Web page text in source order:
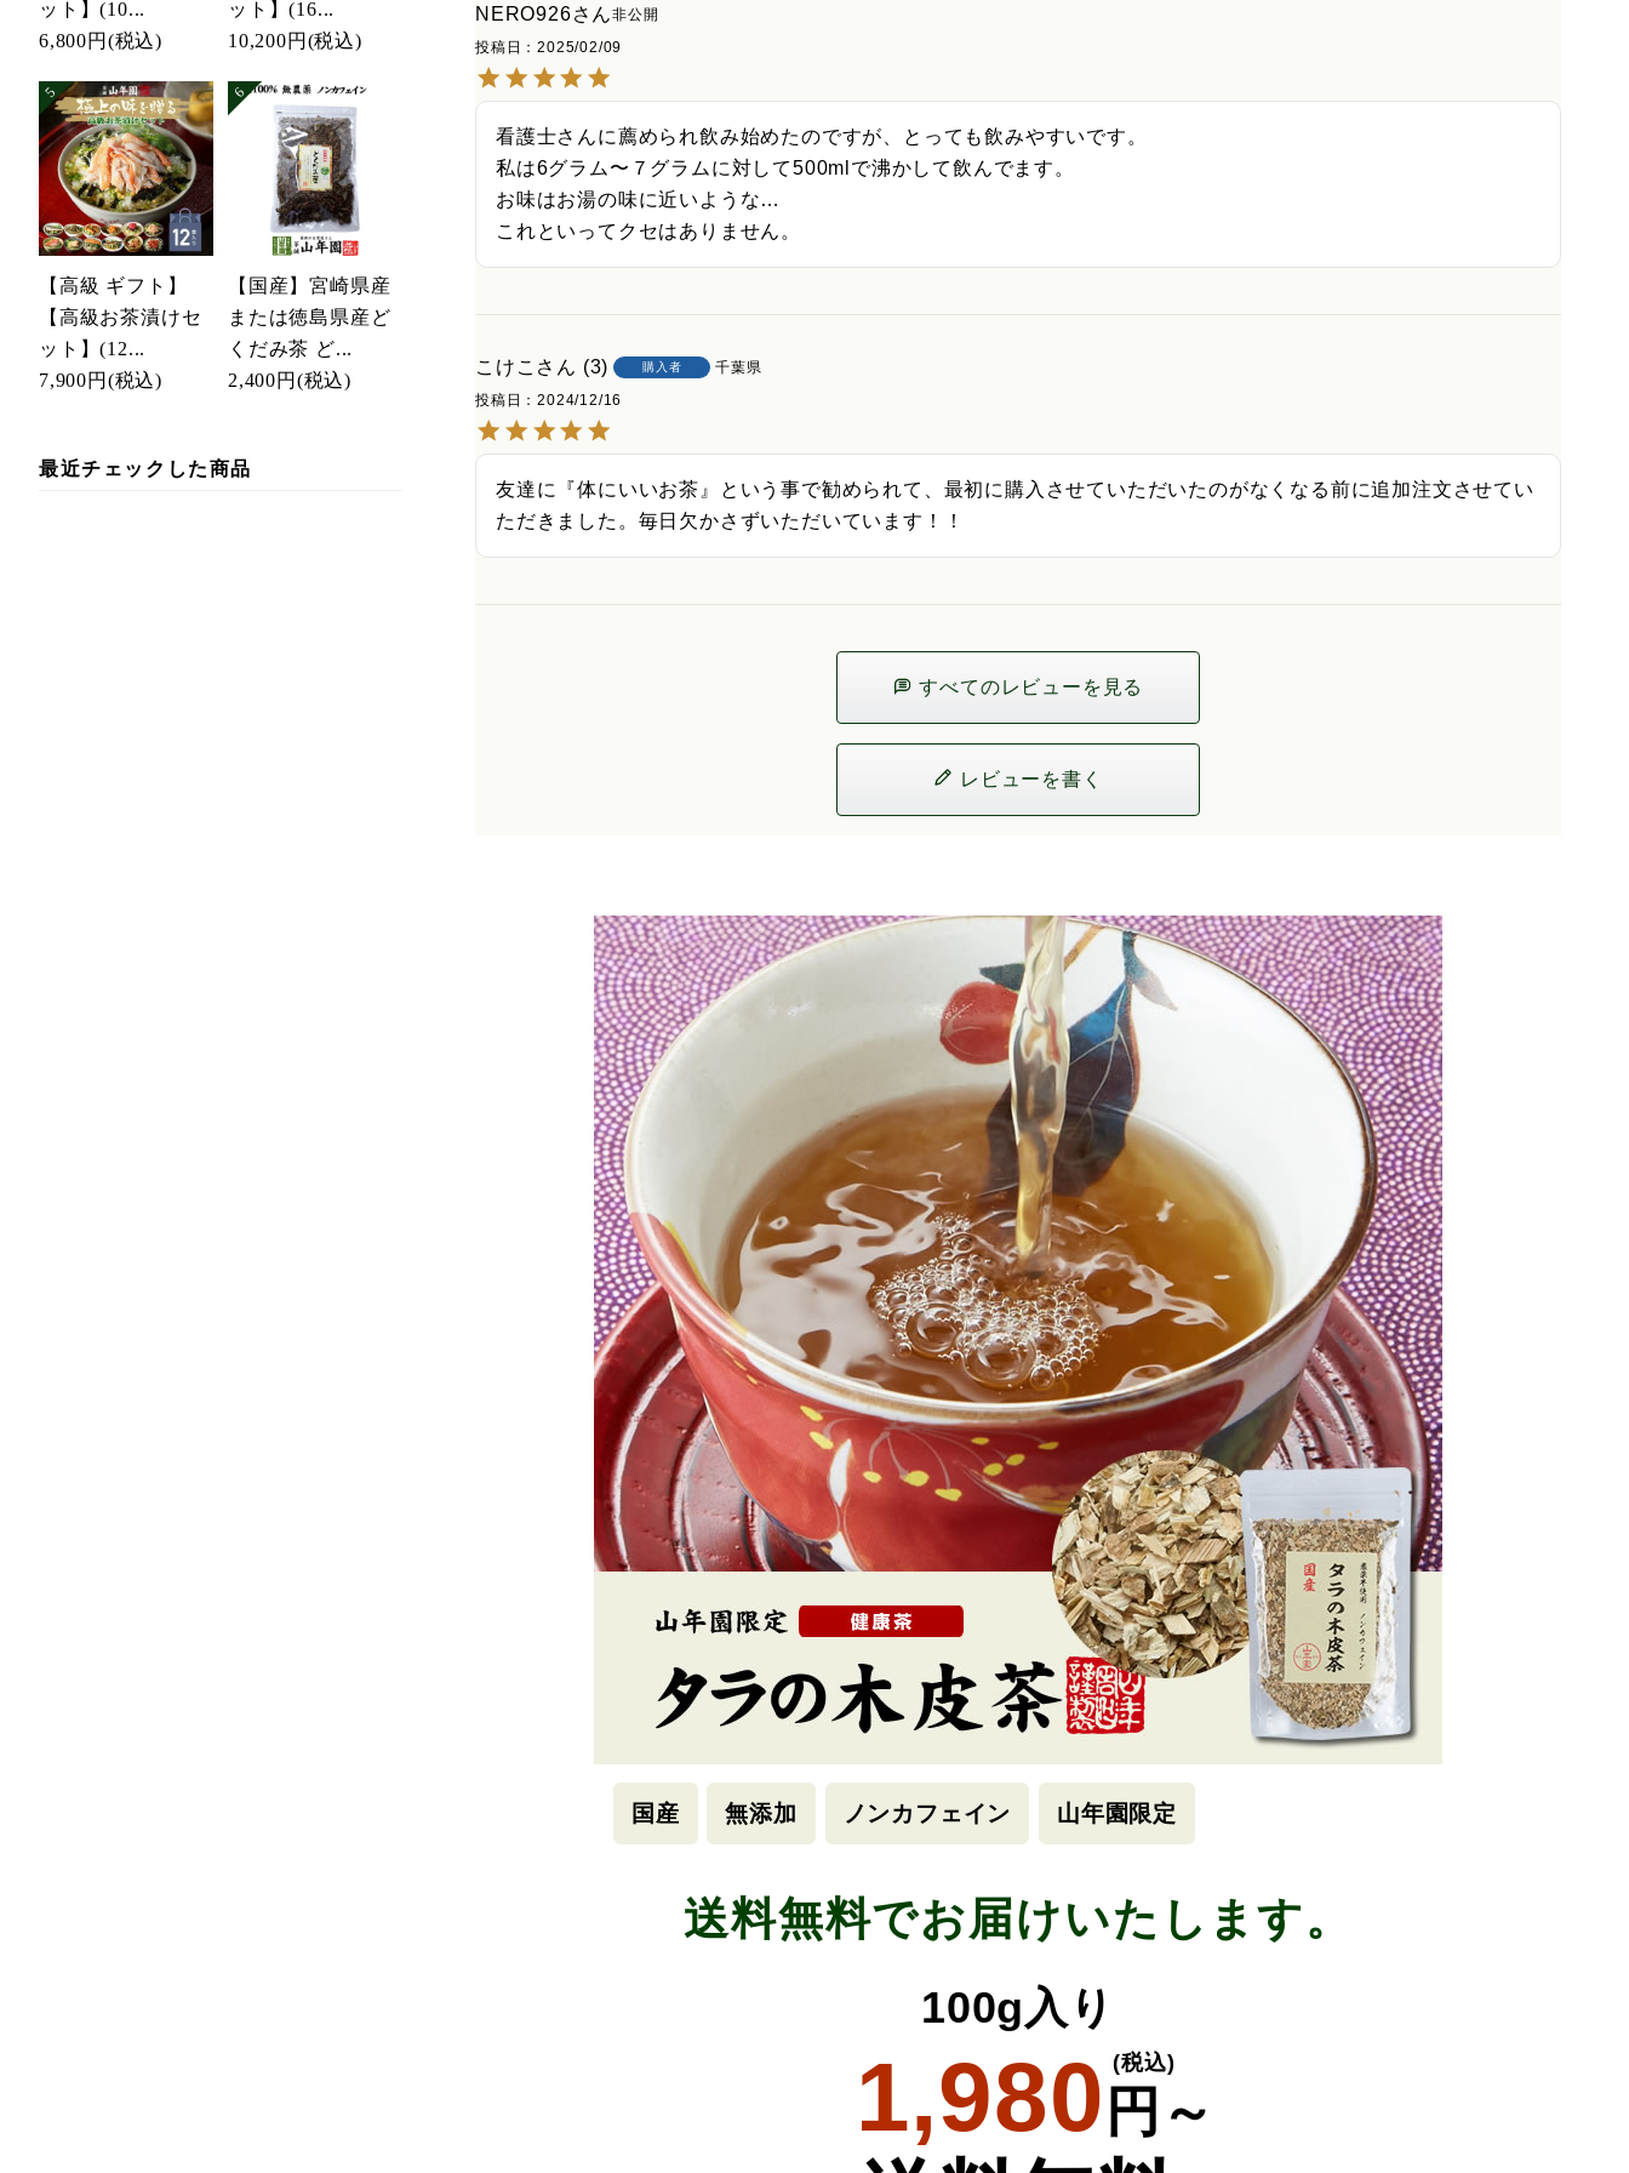
ット】(10...
6,800円 (税込)
ット】(16...
10,200円 (税込)
【高級 ギフト】
【高級お茶漬けセ
ット】(12...
7,900円 (税込)
【国産】宮崎県産
または徳島県産ど
くだみ茶 ど...
2,400円 (税込)
最近チェックした商品
NERO926
非公開
投稿日
2025/02/09
看護士さんに薦められ飲み始めたのですが、とっても飲みやすいです。
私は6グラム〜７グラムに対して500mlで沸かして飲んでます。
お味はお湯の味に近いような…
これといってクセはありません。
こけこ 3 購入者
千葉県
投稿日
2024/12/16
友達に『体にいいお茶』という事で勧められて、最初に購入させていただいたのがなくなる前に追加注文させてい
ただきました。毎日欠かさずいただいています！！
すべてのレビューを見る
レビューを書く
国産 無添加 ノンカフェイン 山年園限定
送料無料でお届けいたします。
100g入り
1,980 円～
(税込)